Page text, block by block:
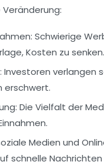
Schwierige
Kosten zu senken.
Investoren verlangen
erschwert.
Die Vielfalt der
Medien und
schnelle